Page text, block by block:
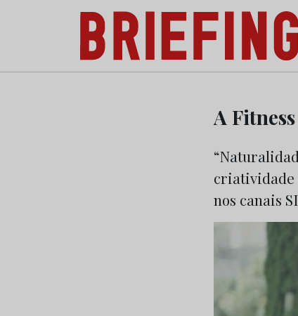
Briefing: Todas as notícias sobre os
A
criatividade
nos canais